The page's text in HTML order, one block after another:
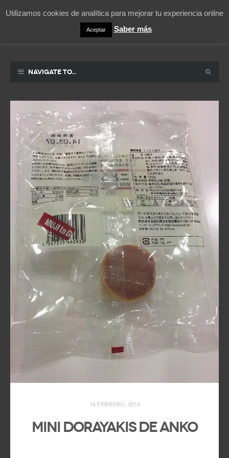
La vida contada en un sueño
Navigate to...
16 FEBRERO, 2014
Mini Dorayakis de Anko
Utilizamos cookies de analítica para mejorar tu experiencia online
Aceptar Saber más